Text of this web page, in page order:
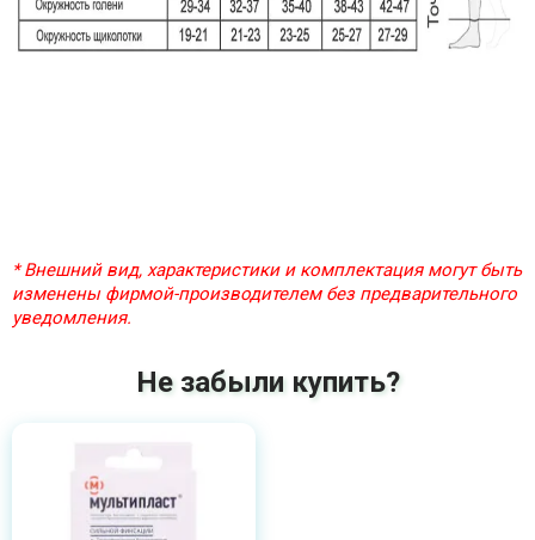
* Внешний вид, характеристики и комплектация могут быть
изменены фирмой-производителем без предварительного
уведомления.
Не забыли купить?